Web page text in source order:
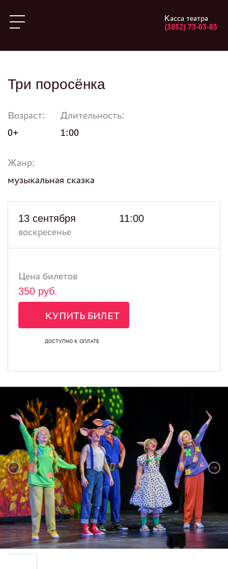
Касса театра
(3852) 73-03-83
Три поросёнка
Возраст:
0+
Длительность:
1:00
Жанр:
музыкальная сказка
13 сентября
воскресенье
11:00
Цена билетов
350 руб.
КУПИТЬ БИЛЕТ
ДОСТУПНО К ОПЛАТЕ